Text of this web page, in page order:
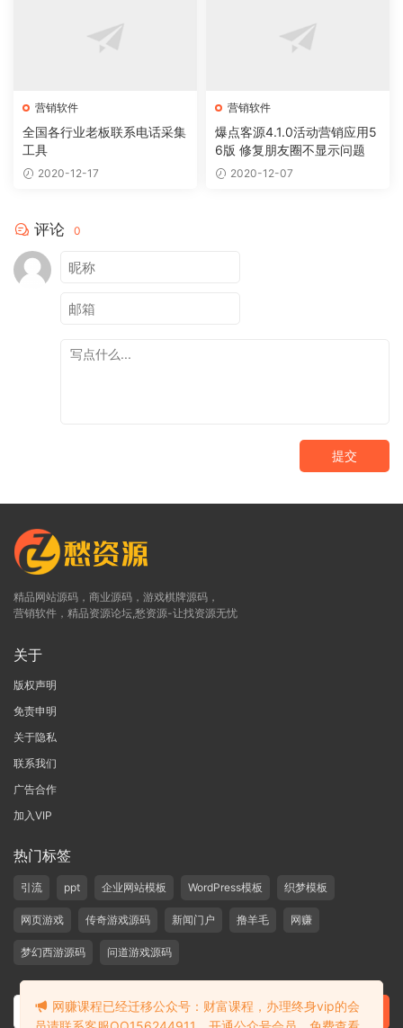
营销软件
全国各行业老板联系电话采集
工具
2020-12-17
营销软件
爆点客源4.1.0活动营销应用5
6版 修复朋友圈不显示问题
2020-12-07
评论 0
提交
精品网站源码，商业源码，游戏棋牌源码，
营销软件，精品资源论坛,愁资源-让找资源无忧
关于
版权声明
免责申明
关于隐私
联系我们
广告合作
加入VIP
热门标签
引流 ppt 企业网站模板 WordPress模板 织梦模板
网页游戏 传奇游戏源码 新闻门户 撸羊毛 网赚
梦幻西游源码 问道游戏源码
网赚课程已经迁移公众号：财富课程，办理终身vip的会